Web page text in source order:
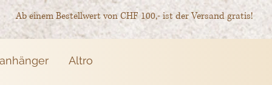
Ab einem Bestellwert von CHF 100,- ist der Versand gratis!
Altro